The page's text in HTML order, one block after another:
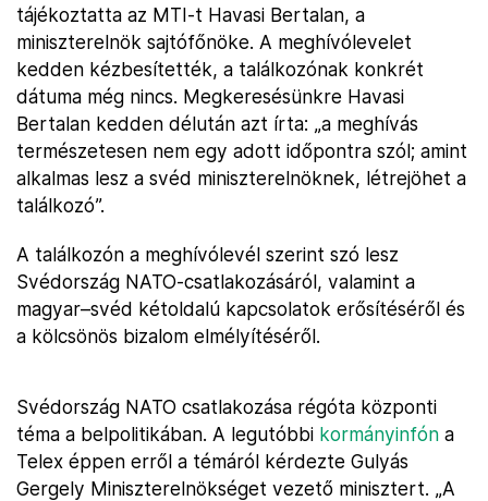
tájékoztatta az MTI-t Havasi Bertalan, a
miniszterelnök sajtófőnöke. A meghívólevelet
kedden kézbesítették, a találkozónak konkrét
dátuma még nincs. Megkeresésünkre Havasi
Bertalan kedden délután azt írta: „a meghívás
természetesen nem egy adott időpontra szól; amint
alkalmas lesz a svéd miniszterelnöknek, létrejöhet a
találkozó”.
A találkozón a meghívólevél szerint szó lesz
Svédország NATO-csatlakozásáról, valamint a
magyar–svéd kétoldalú kapcsolatok erősítéséről és
a kölcsönös bizalom elmélyítéséről.
Svédország NATO csatlakozása régóta központi
téma a belpolitikában. A legutóbbi kormányinfón a
Telex éppen erről a témáról kérdezte Gulyás
Gergely Miniszterelnökséget vezető minisztert. „A